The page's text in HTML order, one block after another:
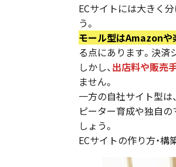
ECサイトには大きく
う。
モール型はAmazonや
る点にあります。決済
しかし、 出店料や販売
ません。
一方の自社サイト型は
ピーター育成や独自
しょう。
ECサイトの作り方・